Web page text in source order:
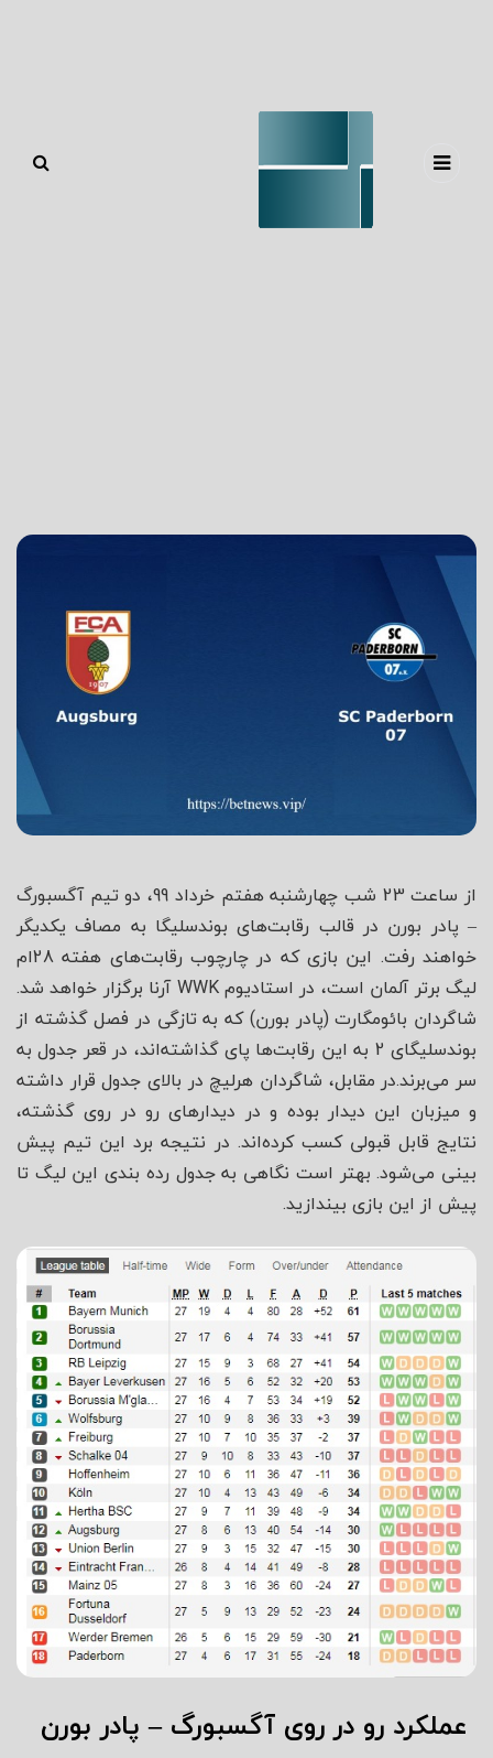
از ساعت 23 شب چهارشنبه هفتم خرداد 99، دو تیم آگسبورگ
– پادر بورن در قالب رقابت‌های بوندسلیگا به مصاف یکدیگر
خواهند رفت. این بازی که در چارچوب رقابت‌های هفته 28ام
لیگ برتر آلمان است، در استادیوم WWK آرنا برگزار خواهد شد.
شاگردان بائومگارت (پادر بورن) که به تازگی در فصل گذشته از
بوندسلیگای 2 به این رقابت‌ها پای گذاشته‌اند، در قعر جدول به
سر می‌برند.در مقابل، شاگردان هرلیچ در بالای جدول قرار داشته
و میزبان این دیدار بوده و در دیدارهای رو در روی گذشته،
نتایج قابل قبولی کسب کرده‌اند. در نتیجه برد این تیم پیش
بینی می‌شود. بهتر است نگاهی به جدول رده بندی این لیگ تا
پیش از این بازی بیندازید.
عملکرد رو در روی آگسبورگ – پادر بورن